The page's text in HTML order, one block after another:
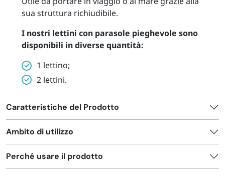
sua struttura richiudibile.
I nostri lettini con parasole pieghevole sono
disponibili in diverse quantità:
1 lettino;
2 lettini.
Caratteristiche del Prodotto
Ambito di utilizzo
Perché usare il prodotto